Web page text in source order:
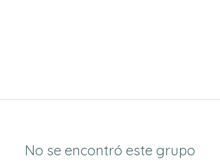
No se encontró este grupo